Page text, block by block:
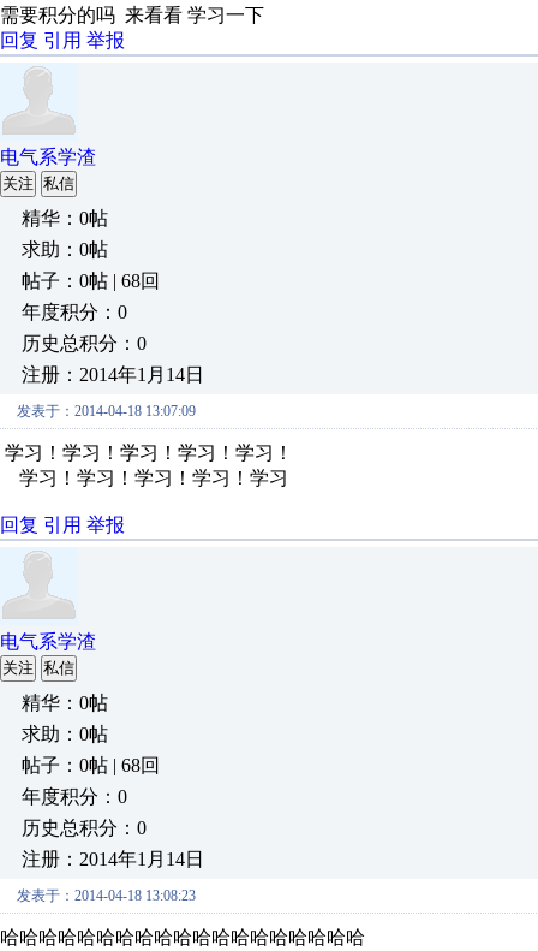
需要积分的吗 来看看 学习一下
回复 引用 举报
电气系学渣
关注 私信
精华：0帖
求助：0帖
帖子：0帖 | 68回
年度积分：0
历史总积分：0
注册：2014年1月14日
发表于：2014-04-18 13:07:09
学习！学习！学习！学习！学习！
学习！学习！学习！学习！学习
回复 引用 举报
电气系学渣
关注 私信
精华：0帖
求助：0帖
帖子：0帖 | 68回
年度积分：0
历史总积分：0
注册：2014年1月14日
发表于：2014-04-18 13:08:23
哈哈哈哈哈哈哈哈哈哈哈哈哈哈哈哈哈哈哈